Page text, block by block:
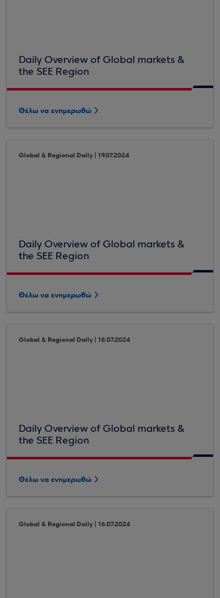
Daily Overview of Global markets &
the SEE Region
Θέλω να ενημερωθώ
Global & Regional Daily | 19.07.2024
Daily Overview of Global markets &
the SEE Region
Θέλω να ενημερωθώ
Global & Regional Daily | 18.07.2024
Daily Overview of Global markets &
the SEE Region
Θέλω να ενημερωθώ
Global & Regional Daily | 16.07.2024